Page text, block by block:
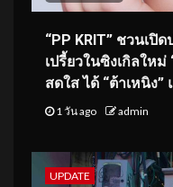
“PP KRIT” ชวนเ
เปรี้ยวในซิงเกิลใหม่
สดใส ได้ “ต้าเหนิง
1 วัน ago admin
UPDATE